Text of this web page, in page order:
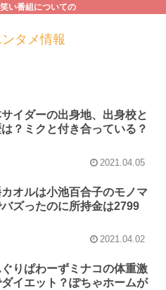
い番組についての
タメ情報
イダーの出身地、出身校と
？ミクと付き合っている？
2021.04.05
カオルは小池百合子のモノマ
ズったのに所持金は2799
2021.04.02
ぐりぱわーずミナコの体重激
イエット？ぽちゃホームが